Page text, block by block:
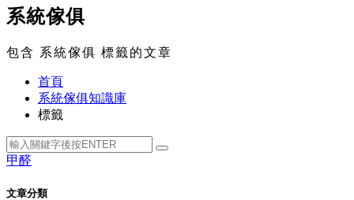
系統傢俱
包含 系統傢俱 標籤的文章
首頁
系統傢俱知識庫
標籤
甲醛
文章分類